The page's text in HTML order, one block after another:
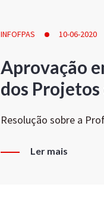
INFOFPAS 10-06-2020
Aprovação
dos Projetos
Resolução sobre a
Ler mais